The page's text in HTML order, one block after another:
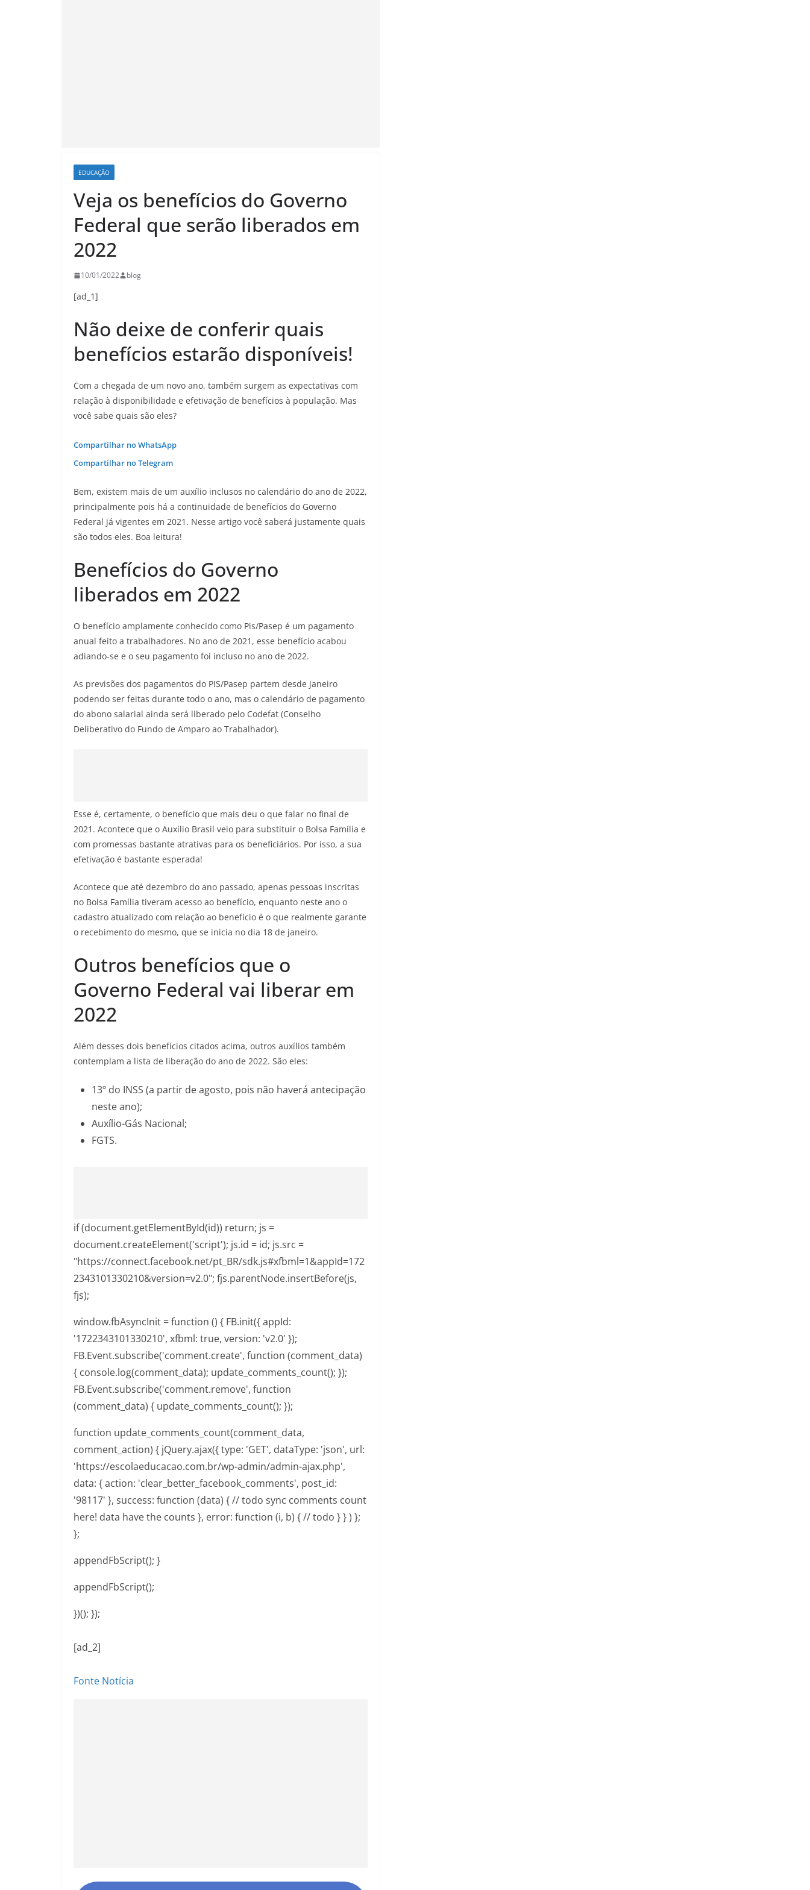
EDUCAÇÃO
Veja os benefícios do Governo
Federal que serão liberados em
2022
10/01/2022 blog
[ad_1]
Não deixe de conferir quais
benefícios estarão disponíveis!
Com a chegada de um novo ano, também surgem as expectativas com
relação à disponibilidade e efetivação de benefícios à população. Mas
você sabe quais são eles?
Compartilhar no WhatsApp
Compartilhar no Telegram
Bem, existem mais de um auxílio inclusos no calendário do ano de 2022,
principalmente pois há a continuidade de benefícios do Governo
Federal já vigentes em 2021. Nesse artigo você saberá justamente quais
são todos eles. Boa leitura!
Benefícios do Governo
liberados em 2022
O benefício amplamente conhecido como Pis/Pasep é um pagamento
anual feito a trabalhadores. No ano de 2021, esse benefício acabou
adiando-se e o seu pagamento foi incluso no ano de 2022.
As previsões dos pagamentos do PIS/Pasep partem desde janeiro
podendo ser feitas durante todo o ano, mas o calendário de pagamento
do abono salarial ainda será liberado pelo Codefat (Conselho
Deliberativo do Fundo de Amparo ao Trabalhador).
Esse é, certamente, o benefício que mais deu o que falar no final de
2021. Acontece que o Auxílio Brasil veio para substituir o Bolsa Família e
com promessas bastante atrativas para os beneficiários. Por isso, a sua
efetivação é bastante esperada!
Acontece que até dezembro do ano passado, apenas pessoas inscritas
no Bolsa Família tiveram acesso ao benefício, enquanto neste ano o
cadastro atualizado com relação ao benefício é o que realmente garante
o recebimento do mesmo, que se inicia no dia 18 de janeiro.
Outros benefícios que o
Governo Federal vai liberar em
2022
Além desses dois benefícios citados acima, outros auxílios também
contemplam a lista de liberação do ano de 2022. São eles:
13º do INSS (a partir de agosto, pois não haverá antecipação
neste ano);
Auxílio-Gás Nacional;
FGTS.
if (document.getElementById(id)) return; js =
document.createElement('script'); js.id = id; js.src =
"https://connect.facebook.net/pt_BR/sdk.js#xfbml=1&appId=172
2343101330210&version=v2.0"; fjs.parentNode.insertBefore(js,
fjs);
window.fbAsyncInit = function () { FB.init({ appId:
'1722343101330210', xfbml: true, version: 'v2.0' });
FB.Event.subscribe('comment.create', function (comment_data)
{ console.log(comment_data); update_comments_count(); });
FB.Event.subscribe('comment.remove', function
(comment_data) { update_comments_count(); });
function update_comments_count(comment_data,
comment_action) { jQuery.ajax({ type: 'GET', dataType: 'json', url:
'https://escolaeducacao.com.br/wp-admin/admin-ajax.php',
data: { action: 'clear_better_facebook_comments', post_id:
'98117' }, success: function (data) { // todo sync comments count
here! data have the counts }, error: function (i, b) { // todo } } ) };
};
appendFbScript(); }
appendFbScript();
})(); });
[ad_2]
Fonte Notícia